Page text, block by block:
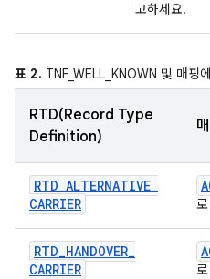
고하세요.
표 2. TNF_WELL_KNOWN 및 매핑
RTD(Record Type
Definition)
RTD_ALTERNATIVE_
CARRIER
RTD_HANDOVER_
CARRIER